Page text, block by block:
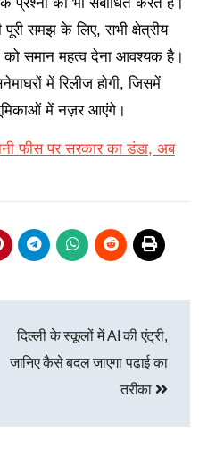
समझ के लिए, सभी क्षेत्रीय
को समान महत्व देना आवश्यक है।
में रिलीज होगी, जिसमें
में नज़र आएंगे।
फीस पर सरकार का डंडा, अब
दिल्ली के स्कूलों में AI की एंट्री,
जानिए कैसे बदल जाएगा पढ़ाई का
तरीका